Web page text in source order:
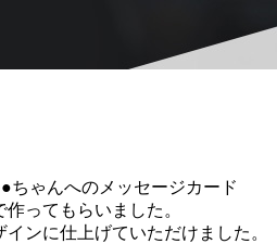
ちゃんへのメッセージカード
ってもらいました。
ンに仕上げていただけました。